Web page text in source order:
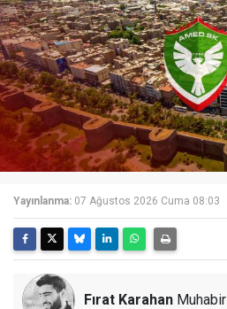
Yayınlanma: 07 Ağustos 2026 Cuma 08:03
Fırat Karahan Muhabir